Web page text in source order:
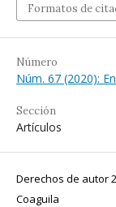
Formatos de
Número
Núm. 67 (2020):
Sección
Artículos
Derechos de autor
Coaguila